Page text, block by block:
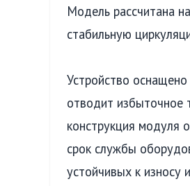
Модель рассчитана
стабильную
Устройство
отводит избыточное
конструкция модуля
срок службы
устойчивых к износу